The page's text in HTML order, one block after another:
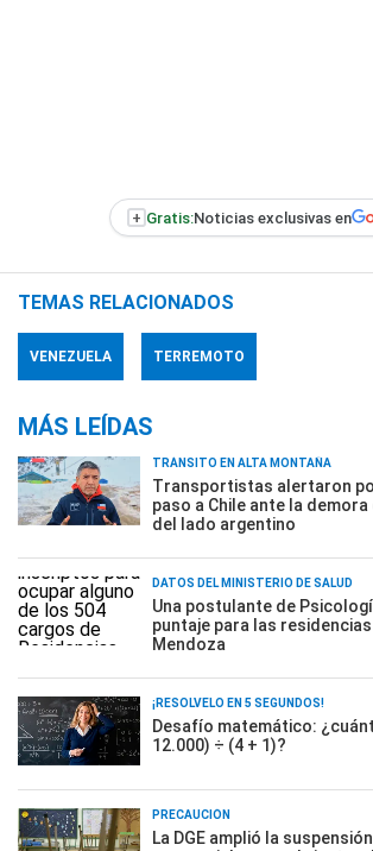
+ Gratis:Noticias exclusivas en
TEMAS RELACIONADOS
VENEZUELA TERREMOTO
MÁS LEÍDAS
TRÁNSITO EN ALTA MONTAÑA
Transportistas alertaron
paso a Chile ante la
del lado argentino
DATOS DEL MINISTERIO DE SALUD
Una postulante de
puntaje para las
Mendoza
¡RESOLVELO EN 5 SEGUNDOS!
Desafío matemático:
12.000) ÷ (4 + 1)?
PRECAUCIÓN
La DGE amplió la